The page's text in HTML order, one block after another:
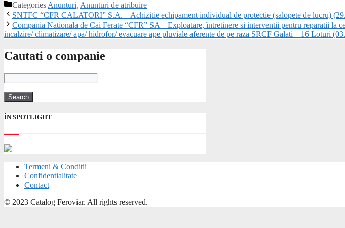
CategoriesAnunturi, Anunturi de atribuire
SNTFC “CFR CALATORI” S.A. – Achizitie echipament individual de protectie (salopete de lucru)
Compania Nationala de Cai Ferate “CFR” SA – Exploatare, întretinere si interventii pentru reparatii la
incalzire/ climatizare/ apa/ hidrofor/ evacuare ape pluviale aferente de pe raza SRCF Galati – 16 Loturi
Cautati o companie
ÎN SPOTLIGHT
Termeni & Conditii
Confidentialitate
Contact
© 2023 Catalog Feroviar. All rights reserved.